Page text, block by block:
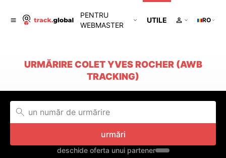
PENTRU
WEBMASTER
UTILE RO
URMĂRIRE COLET YVES ROCHER (AWB
TRACKING)
urmări
deschide oferta unui partener